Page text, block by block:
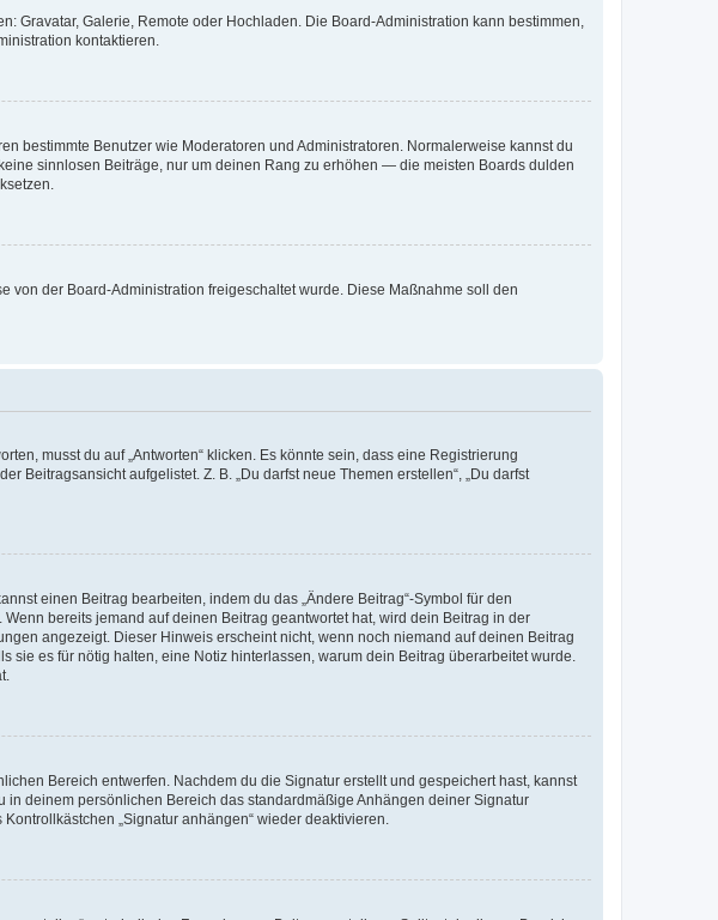
Gravatar, Galerie, Remote oder Hochladen. Die Board-Administration kann bestimmen,
kontaktieren.
bestimmte Benutzer wie Moderatoren und Administratoren. Normalerweise kannst du
sinnlosen Beiträge, nur um deinen Rang zu erhöhen — die meisten Boards dulden
von der Board-Administration freigeschaltet wurde. Diese Maßnahme soll den
musst du auf „Antworten“ klicken. Es könnte sein, dass eine Registrierung
Beitragsansicht aufgelistet. Z. B. „Du darfst neue Themen erstellen“, „Du darfst
einen Beitrag bearbeiten, indem du das „Ändere Beitrag“-Symbol für den
bereits jemand auf deinen Beitrag geantwortet hat, wird dein Beitrag in der
angezeigt. Dieser Hinweis erscheint nicht, wenn noch niemand auf deinen Beitrag
es für nötig halten, eine Notiz hinterlassen, warum dein Beitrag überarbeitet wurde.
Bereich entwerfen. Nachdem du die Signatur erstellt und gespeichert hast, kannst
deinem persönlichen Bereich das standardmäßige Anhängen deiner Signatur
„Signatur anhängen“ wieder deaktivieren.